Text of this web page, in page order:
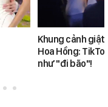
Khung cảnh
Hoa Hồng:
như "đi bão"!